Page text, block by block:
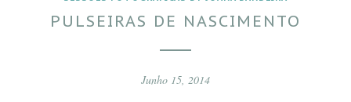
PULSEIRAS DE NASCIMENTO
Junho 15, 2014